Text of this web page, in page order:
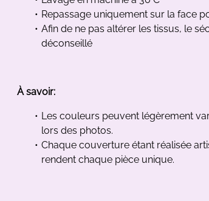
Repassage uniquement sur la face
Afin de ne pas altérer les tissus, le
déconseillé
À savoir:
Les couleurs peuvent légèrement
lors des photos.
Chaque couverture étant réalisée
rendent chaque pièce unique.